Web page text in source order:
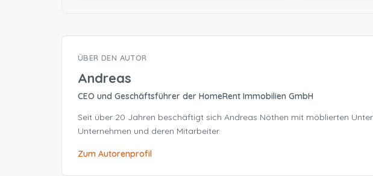
ÜBER DEN AUTOR
Andreas
CEO und Geschäftsführer der HomeRent Immobilien GmbH
Seit über 20 Jahren beschäftigt sich Andreas Nöthen mit möblierten
Unternehmen und deren Mitarbeiter.
Zum Autorenprofil